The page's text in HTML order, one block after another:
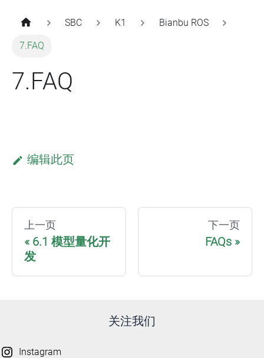
SBC K1 Bianbu ROS
7.FAQ
7.FAQ
编辑此页
上一页
6.1 模型量化开
发
下一页
FAQs
关注我们
Instagram